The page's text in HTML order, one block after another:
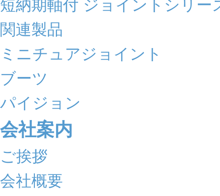
短納期軸付 ジョイントシリー
関連製品
ミニチュアジョイント
ブーツ
パイジョン
会社案内
ご挨拶
会社概要